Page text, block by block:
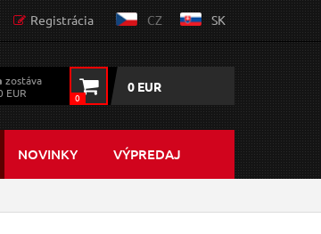
Registrácia CZ SK
zostáva
EUR
0
0 EUR
NOVINKY VÝPREDAJ